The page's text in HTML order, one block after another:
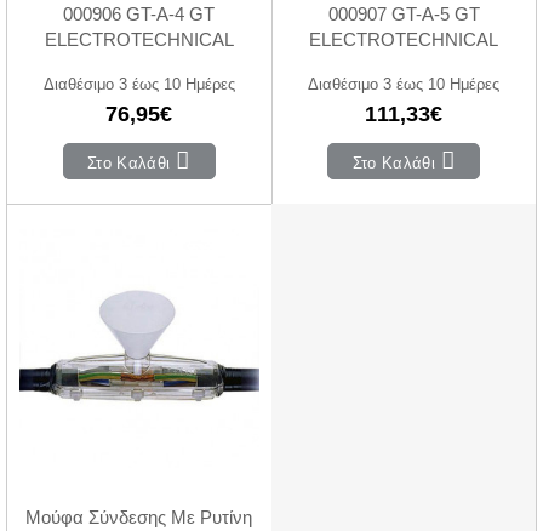
000906 GT-A-4 GT
ELECTROTECHNICAL
Διαθέσιμο 3 έως 10 Ημέρες
76,95€
Στο Καλάθι
000907 GT-A-5 GT
ELECTROTECHNICAL
Διαθέσιμο 3 έως 10 Ημέρες
111,33€
Στο Καλάθι
Μούφα Σύνδεσης Με Ρυτίνη